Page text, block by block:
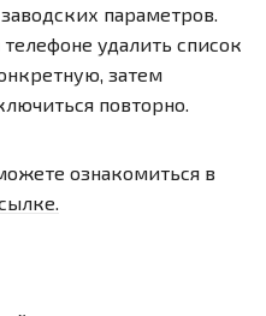
параметров.
удалить список
затем
повторно.
ознакомиться в